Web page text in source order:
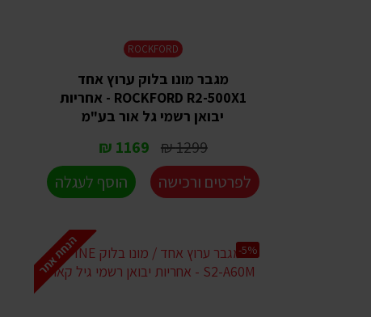
ROCKFORD
מגבר מונו בלוק ערוץ אחד
ROCKFORD R2-500X1 - אחריות
יבואן רשמי גל אור בע"מ
1299 ₪
1169 ₪
לפרטים ורכישה הוסף לעגלה
הנחת אתר -5%